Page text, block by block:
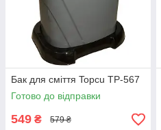
Бак для сміття Topcu TP-567
Готово до відправки
549 ₴ 579 ₴